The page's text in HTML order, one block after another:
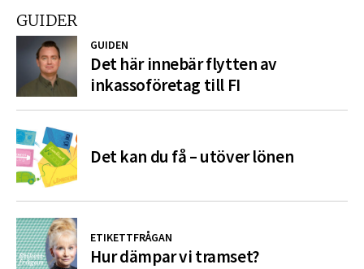
GUIDER
GUIDEN
Det här innebär flytten av
inkassoföretag till FI
Det kan du få – utöver lönen
ETIKETTFRÅGAN
Hur dämpar vi tramset?